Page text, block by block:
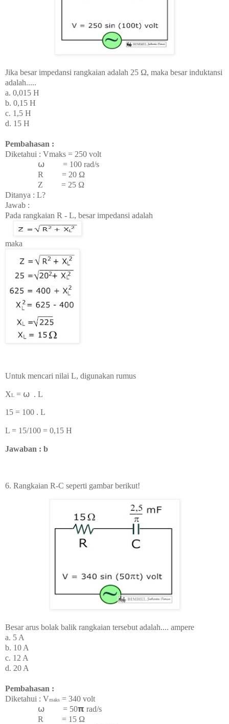
Jika besar impedansi rangkaian adalah 25 Ω, maka besar induktansi
adalah.....
a. 0,015 H
b. 0,15 H
c. 1,5 H
d. 15 H
Pembahasan :
Diketahui : Vmaks = 250 volt
⍵ = 100 rad/s
R = 20 Ω
Z = 25 Ω
Ditanya : L?
Jawab :
Pada rangkaian R - L, besar impedansi adalah
maka
Untuk mencari nilai L, digunakan rumus
XL = ⍵ . L
15 = 100 . L
L = 15/100 = 0,15 H
Jawaban : b
6. Rangkaian R-C seperti gambar berikut!
Besar arus bolak balik rangkaian tersebut adalah.... ampere
a. 5 A
b. 10 A
c. 12 A
d. 20 A
Pembahasan :
Diketahui : Vmaks = 340 volt
⍵ = 50𝝿 rad/s
R = 15 Ω